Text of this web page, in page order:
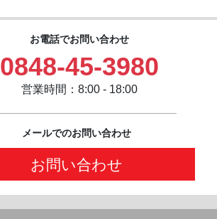
お電話でお問い合わせ
0848-45-3980
営業時間：8:00 - 18:00
メールでのお問い合わせ
お問い合わせ